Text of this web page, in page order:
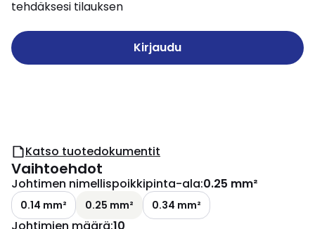
tehdäksesi tilauksen
Kirjaudu
Katso tuotedokumentit
Vaihtoehdot
Johtimen nimellispoikkipinta-ala:0.25 mm²
0.14 mm² 0.25 mm² 0.34 mm²